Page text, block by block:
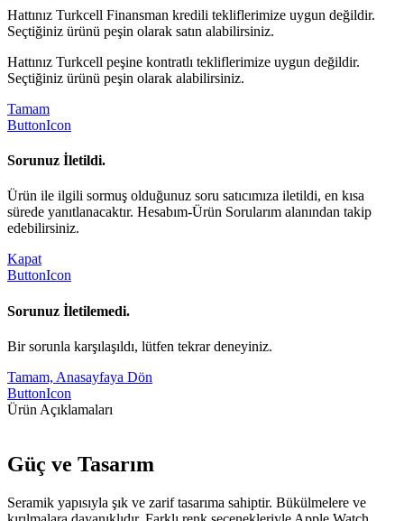
Hattınız Turkcell Finansman kredili tekliflerimize uygun değildir.
Seçtiğiniz ürünü peşin olarak satın alabilirsiniz.
Hattınız Turkcell peşine kontratlı tekliflerimize uygun değildir.
Seçtiğiniz ürünü peşin olarak alabilirsiniz.
Tamam
ButtonIcon
Sorunuz İletildi.
Ürün ile ilgili sormuş olduğunuz soru satıcımıza iletildi, en kısa
sürede yanıtlanacaktır. Hesabım-Ürün Sorularım alanından takip
edebilirsiniz.
Kapat
ButtonIcon
Sorunuz İletilemedi.
Bir sorunla karşılaşıldı, lütfen tekrar deneyiniz.
Tamam, Anasayfaya Dön
ButtonIcon
Ürün Açıklamaları
Güç ve Tasarım
Seramik yapısıyla şık ve zarif tasarıma sahiptir. Bükülmelere ve